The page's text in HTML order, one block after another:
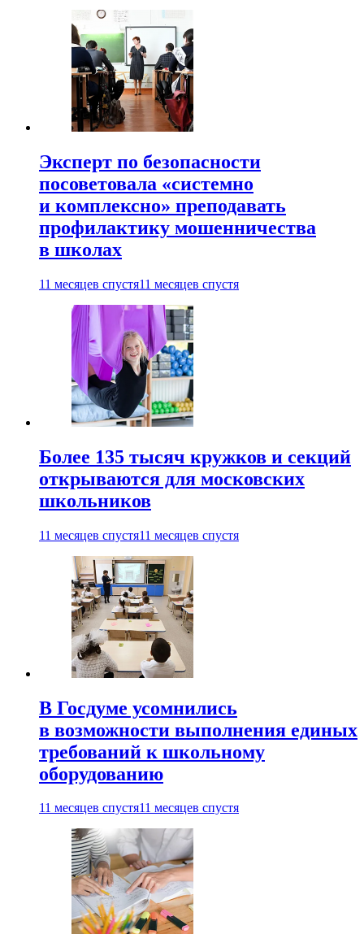
Эксперт по безопасности
посоветовала «системно
и комплексно» преподавать
профилактику мошенничества
в школах
11 месяцев спустя11 месяцев спустя
Более 135 тысяч кружков и секций
открываются для московских
школьников
11 месяцев спустя11 месяцев спустя
В Госдуме усомнились
в возможности выполнения единых
требований к школьному
оборудованию
11 месяцев спустя11 месяцев спустя